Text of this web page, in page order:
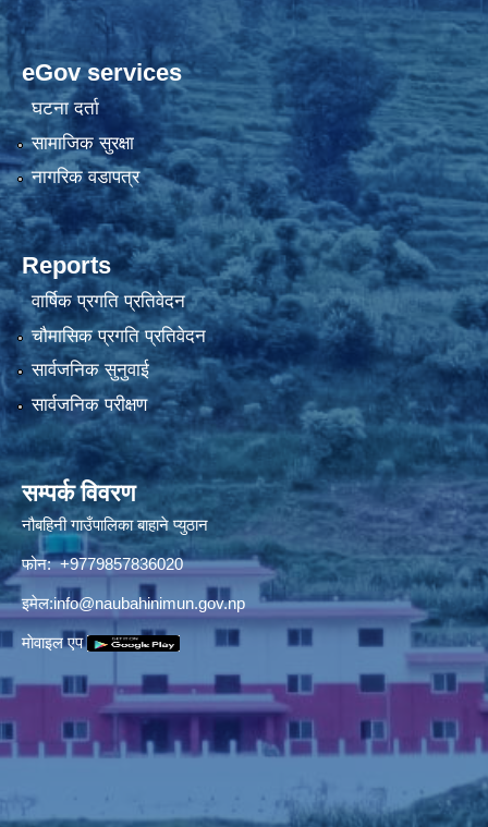
eGov services
घटना दर्ता
सामाजिक सुरक्षा
नागरिक वडापत्र
Reports
वार्षिक प्रगति प्रतिवेदन
चौमासिक प्रगति प्रतिवेदन
सार्वजनिक सुनुवाई
सार्वजनिक परीक्षण
सम्पर्क विवरण
नौबहिनी गाउँपालिका बाहाने प्युठान
फोन: +9779857836020
इमेल:info@naubahinimun.gov.np
माेवाइल एप